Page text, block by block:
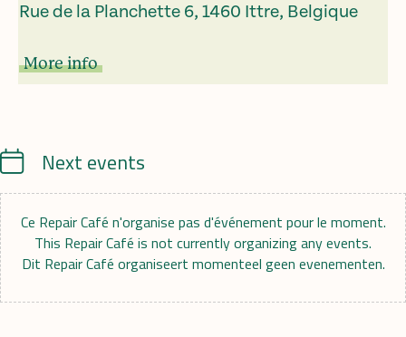
Rue de la Planchette 6, 1460 Ittre, Belgique
More info
CalendrierNext events
Ce Repair Café n'organise pas d'événement pour le moment.
This Repair Café is not currently organizing any events.
Dit Repair Café organiseert momenteel geen evenementen.